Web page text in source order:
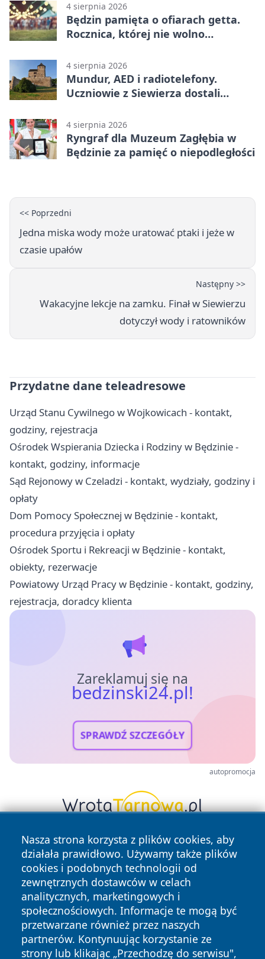
4 sierpnia 2026
Będzin pamięta o ofiarach getta.
Rocznica, której nie wolno
4 sierpnia 2026
Mundur, AED i radiotelefony.
Uczniowie z Siewierza dostali
4 sierpnia 2026
Ryngraf dla Muzeum Zagłębia w
Będzinie za pamięć o niepodległości
<< Poprzedni
Jedna miska wody może uratować ptaki i jeże w
czasie upałów
Następny >>
Wakacyjne lekcje na zamku. Finał w Siewierzu
dotyczył wody i ratowników
Przydatne dane teleadresowe
Urząd Stanu Cywilnego w Wojkowicach - kontakt,
godziny, rejestracja
Ośrodek Wspierania Dziecka i Rodziny w Będzinie -
kontakt, godziny, informacje
Sąd Rejonowy w Czeladzi - kontakt, wydziały, godziny i
opłaty
Dom Pomocy Społecznej w Będzinie - kontakt,
procedura przyjęcia i opłaty
Ośrodek Sportu i Rekreacji w Będzinie - kontakt,
obiekty, rezerwacje
Powiatowy Urząd Pracy w Będzinie - kontakt, godziny,
rejestracja, doradcy klienta
Zareklamuj się na
bedzinski24.pl!
SPRAWDŹ SZCZEGÓŁY
autopromocja
Nasza strona korzysta z plików cookies, aby
działała prawidłowo. Używamy także plików
cookies i podobnych technologii od
zewnętrznych dostawców w celach
analitycznych, marketingowych i
społecznościowych. Informacje te mogą być
przetwarzane również przez naszych
partnerów. Kontynuując korzystanie ze
strony lub klikając „Przechodzę do serwisu",
Copyright © 2026 bedzinski24.pl Wszystkie prawa
zastrzeżone.